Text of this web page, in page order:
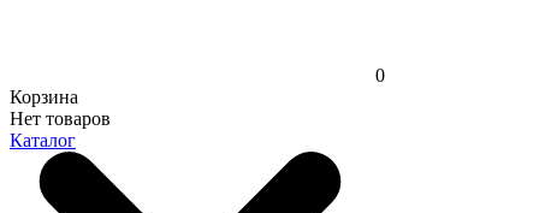
0
Корзина
Нет товаров
Каталог